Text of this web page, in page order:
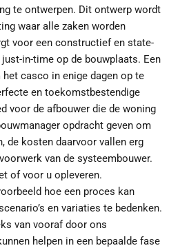
te ontwerpen. Dit ontwerp wordt
waar alle zaken worden
voor een constructief en state-
in-time op de bouwplaats. Een
casco in enige dagen op te
en toekomstbestendige
voor de afbouwer die de woning
opdracht geven om
de kosten daarvoor vallen erg
van de systeembouwer.
of voor u opleveren.
hoe een proces kan
en variaties te bedenken.
van vooraf door ons
helpen in een bepaalde fase